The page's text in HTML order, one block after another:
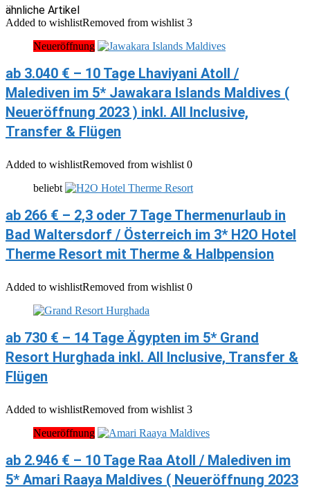
ähnliche Artikel
Added to wishlistRemoved from wishlist 3
Neueröffnung
ab 3.040 € – 10 Tage Lhaviyani Atoll /
Malediven im 5* Jawakara Islands Maldives (
Neueröffnung 2023 ) inkl. All Inclusive,
Transfer & Flügen
Added to wishlistRemoved from wishlist 0
beliebt
ab 266 € – 2,3 oder 7 Tage Thermenurlaub in
Bad Waltersdorf / Österreich im 3* H2O Hotel
Therme Resort mit Therme & Halbpension
Added to wishlistRemoved from wishlist 0
ab 730 € – 14 Tage Ägypten im 5* Grand
Resort Hurghada inkl. All Inclusive, Transfer &
Flügen
Added to wishlistRemoved from wishlist 3
Neueröffnung
ab 2.946 € – 10 Tage Raa Atoll / Malediven im
5* Amari Raaya Maldives ( Neueröffnung 2023